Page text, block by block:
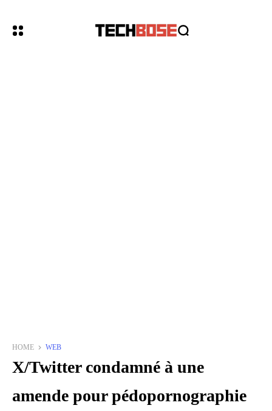
HOME WEB
X/Twitter condamné à une
amende pour pédopornographie